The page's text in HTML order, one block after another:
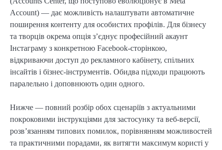
Account) — дає можливість налаштувати автоматичне
поширення контенту для особистих профілів. Для бізнесу
та творців окрема опція з’єднує професійний акаунт
Інстаграму з конкретною Facebook-сторінкою,
відкриваючи доступ до рекламного кабінету, спільних
інсайтів і бізнес-інструментів. Обидва підходи працюють
паралельно і доповнюють один одного.
Нижче — повний розбір обох сценаріїв з актуальними
покроковими інструкціями для застосунку та веб-версії,
розв’язанням типових помилок, порівнянням можливостей
та практичними порадами, як витягти максимум користі у